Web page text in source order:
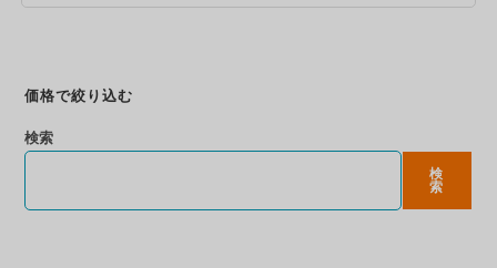
価格で絞り込む
検索
検
索